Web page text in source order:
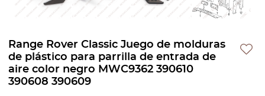
Range Rover Classic Juego de molduras
de plástico para parrilla de entrada de
aire color negro MWC9362 390610
390608 390609